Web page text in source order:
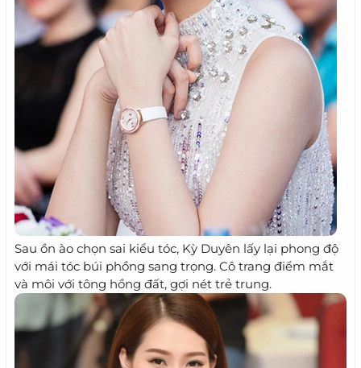
Sau ồn ào chọn sai kiểu tóc, Kỳ Duyên lấy lại phong độ
với mái tóc búi phồng sang trọng. Cô trang điểm mắt
và môi với tông hồng đất, gợi nét trẻ trung.